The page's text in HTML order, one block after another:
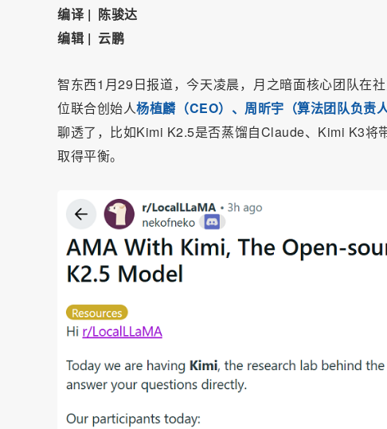
编译 | 陈骏达
编辑 | 云鹏
智东西1月29日报道，今天凌晨，月之暗面核心团队在
位联合创始人杨植麟（CEO）、周昕宇（算法团队负责
聊透了，比如Kimi K2.5是否蒸馏自Claude、Kimi K3将
取得平衡。